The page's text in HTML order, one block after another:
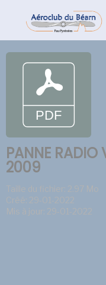
PANNE RADIO
2009
Taille du fichier: 2.97 Mo
Créé: 29-01-2022
Mis à jour: 29-01-2022